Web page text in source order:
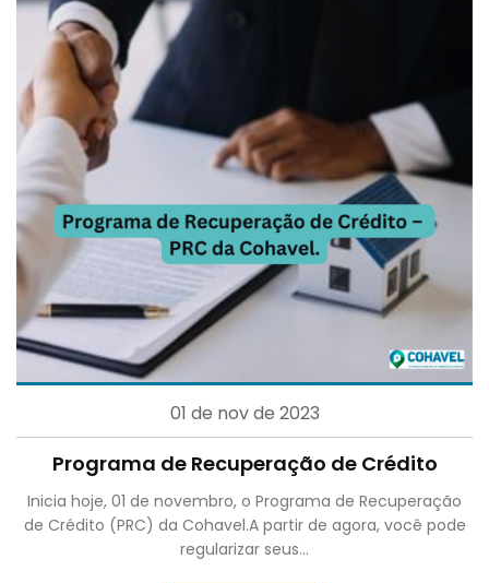
01 de nov de 2023
Programa de Recuperação de Crédito
Inicia hoje, 01 de novembro, o Programa de Recuperação
de Crédito (PRC) da Cohavel.A partir de agora, você pode
regularizar seus...